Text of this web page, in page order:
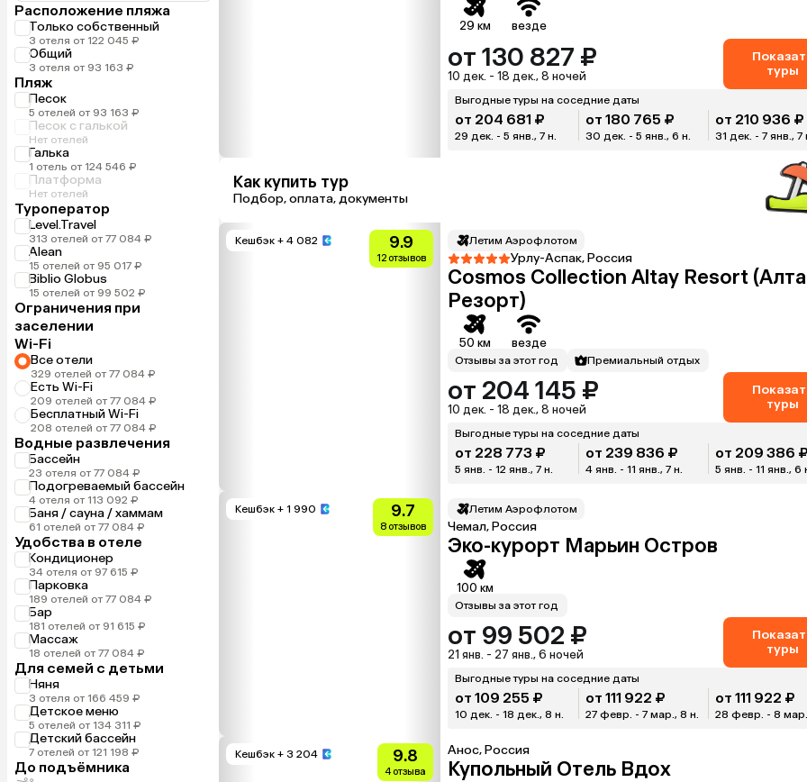
Расположение пляжа
Только собственный
3 отеля от 122 045 ₽
Общий
3 отеля от 93 163 ₽
Пляж
Песок
5 отелей от 93 163 ₽
Песок с галькой
Нет отелей
Галька
1 отель от 124 546 ₽
Платформа
Нет отелей
Туроператор
Level.Travel
313 отелей от 77 084 ₽
Alean
15 отелей от 95 017 ₽
Biblio Globus
15 отелей от 99 502 ₽
Ограничения при
заселении
Wi-Fi
Все отели
329 отелей от 77 084 ₽
Есть Wi-Fi
209 отелей от 77 084 ₽
Бесплатный Wi-Fi
208 отелей от 77 084 ₽
Водные развлечения
Бассейн
23 отеля от 77 084 ₽
Подогреваемый бассейн
4 отеля от 113 092 ₽
Баня / сауна / хаммам
61 отелей от 77 084 ₽
Удобства в отеле
Кондиционер
34 отеля от 97 615 ₽
Парковка
189 отелей от 77 084 ₽
Бар
181 отелей от 91 615 ₽
Массаж
18 отелей от 77 084 ₽
Для семей с детьми
Няня
3 отеля от 166 459 ₽
Детское меню
5 отелей от 134 311 ₽
Детский бассейн
7 отелей от 121 198 ₽
До подъёмника
29 км везде
от 130 827 ₽
10 дек. - 18 дек., 8 ночей
туры
Выгодные туры на соседние даты
от 204 681 ₽
29 дек. - 5 янв., 7 н.
от 180 765 ₽
30 дек. - 5 янв., 6 н.
от 210 936 ₽
31 дек. - 7 янв., 7
Как купить тур
Подбор, оплата, документы
Кешбэк + 4 082 9.9
12 отзывов
Летим Аэрофлотом
Урлу-Аспак, Россия
Cosmos Collection Altay Resort
Резорт)
50 км везде
Отзывы за этот год Премиальный отдых
от 204 145 ₽
10 дек. - 18 дек., 8 ночей
туры
Выгодные туры на соседние даты
от 228 773 ₽
5 янв. - 12 янв., 7 н.
от 239 836 ₽
4 янв. - 11 янв., 7 н.
от 209 386
5 янв. - 11 янв., 6
Кешбэк + 1 990 9.7
8 отзывов
Летим Аэрофлотом
Чемал, Россия
Эко-курорт Марьин Остров
100 км
Отзывы за этот год
от 99 502 ₽
21 янв. - 27 янв., 6 ночей
туры
Выгодные туры на соседние даты
от 109 255 ₽
10 дек. - 18 дек., 8 н.
от 111 922 ₽
27 февр. - 7 мар., 8 н.
от 111 922 ₽
28 февр. - 8
Кешбэк + 3 204 9.8
4 отзыва
Анос, Россия
Купольный Отель Вдох